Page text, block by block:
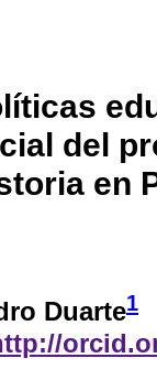
del
en
Duarte1